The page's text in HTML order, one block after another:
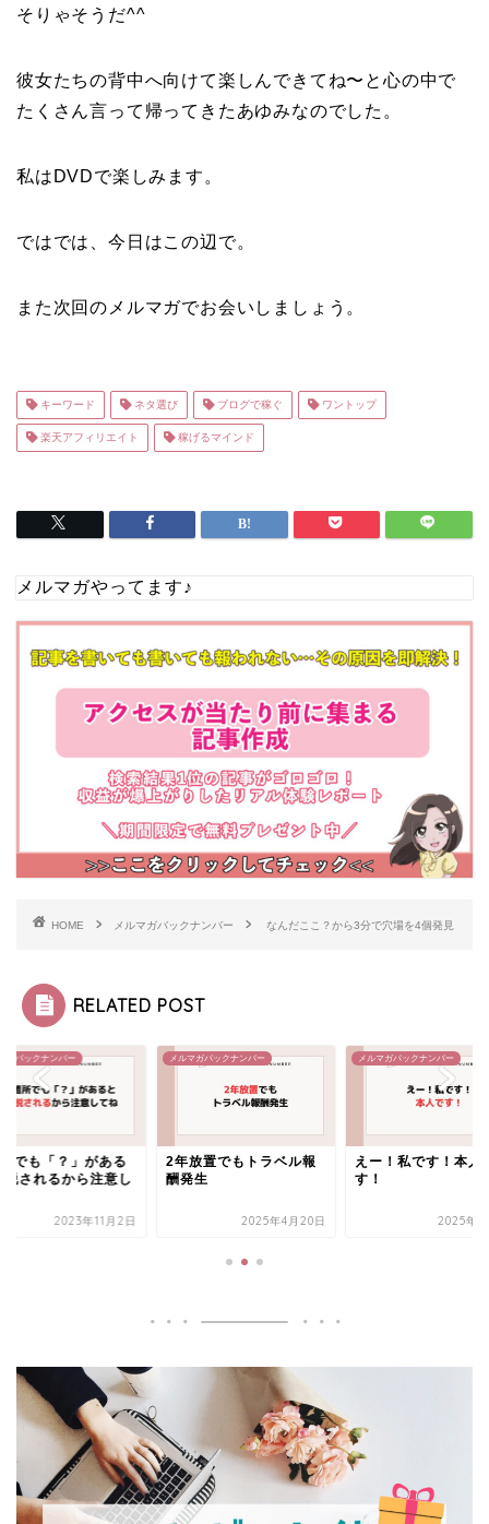
そりゃそうだ^^
彼女たちの背中へ向けて楽しんできてね〜と心の中で
たくさん言って帰ってきたあゆみなのでした。
私はDVDで楽しみます。
ではでは、今日はこの辺で。
また次回のメルマガでお会いしましょう。
キーワード ネタ選び ブログで稼ぐ ワントップ
楽天アフィリエイト 稼げるマインド
メルマガやってます♪
HOME メルマガバックナンバー なんだここ？から3分で穴場を4個発見
RELATED POST
メルマガバックナンバー
年放置でもトラベル報
発生
2025年4月20日
メルマガバックナンバー
えー！私です！本人で
す！
2025年8月5日
メルマガバックナンバー
1箇所でも「？」
と離脱されるか
2023